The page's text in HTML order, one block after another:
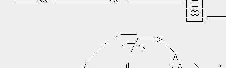
￣￣￣`'` ￣￣￣￣￣￣￣`'` ￣￣￣￣￣￣￣┃□┃
┃88┃＿＿＿∧,､.＿＿＿＿＿
┗━┛￣￣￣`'` ￣￣￣￣￣
, ´ ＿/￣￣＞､
／ ´ / ｀ヽ ＼
／ ∧